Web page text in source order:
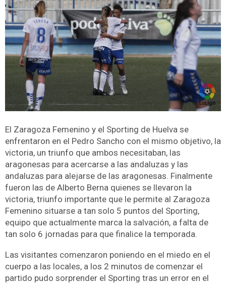
El Zaragoza Femenino y el Sporting de Huelva se
enfrentaron en el Pedro Sancho con el mismo objetivo, la
victoria, un triunfo que ambos necesitaban, las
aragonesas para acercarse a las andaluzas y las
andaluzas para alejarse de las aragonesas. Finalmente
fueron las de Alberto Berna quienes se llevaron la
victoria, triunfo importante que le permite al Zaragoza
Femenino situarse a tan solo 5 puntos del Sporting,
equipo que actualmente marca la salvación, a falta de
tan solo 6 jornadas para que finalice la temporada.
Las visitantes comenzaron poniendo en el miedo en el
cuerpo a las locales, a los 2 minutos de comenzar el
partido pudo sorprender el Sporting tras un error en el